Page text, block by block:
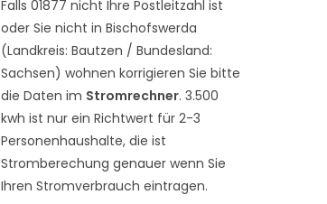
Falls 01877 nicht Ihre Postleitzahl ist
oder Sie nicht in Bischofswerda
(Landkreis: Bautzen / Bundesland:
Sachsen) wohnen korrigieren Sie bitte
die Daten im Stromrechner. 3.500
kwh ist nur ein Richtwert für 2-3
Personenhaushalte, die ist
Stromberechung genauer wenn Sie
Ihren Stromverbrauch eintragen.